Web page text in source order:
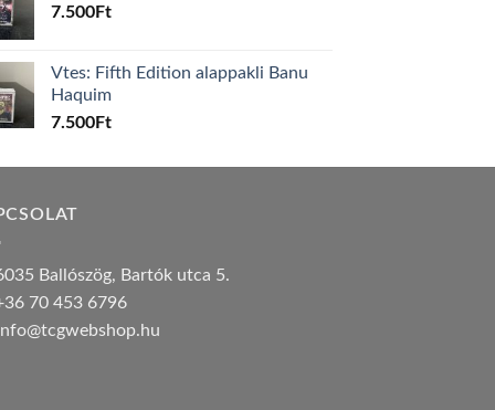
7.500Ft
Vtes: Fifth Edition alappakli Banu
Haquim
7.500Ft
Ballószög, Bartók utca 5.
70 453 6796